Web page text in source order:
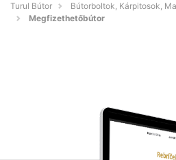
Turul Bútor
Bútorboltok, Kárpitosok,
Megfizethetőbútor